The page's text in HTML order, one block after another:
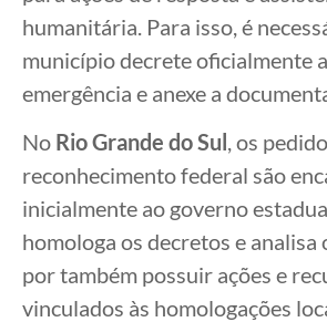
humanitária. Para isso, é
município decrete oficialmente
emergência e anexe a
No Rio Grande do Sul, os
reconhecimento federal são
inicialmente ao governo
homologa os decretos e analisa
por também possuir ações e
vinculados às homologações